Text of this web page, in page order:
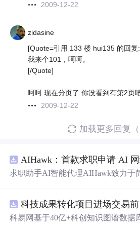
2009-12-22
zidasine
[Quote=引用 133 楼 hui135 的回复
我来个101，呵呵。
[/Quote]
呵呵 现在分页了 你没看到有第2页
2009-12-22
加载更多回复（
AIHawk：首款求职申请 AI
求职助手AI智能代理AIHawk致力于
科易网基于40亿+科创知识图谱数据